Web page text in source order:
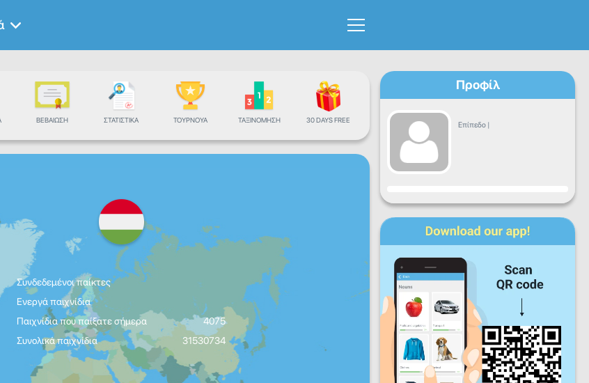
ΒΕΒΑΊΩΣΗ ΣΤΑΤΙΣΤΙΚΆ ΤΟΥΡΝΟΥΆ ΤΑΞΙΝΌΜΗΣΗ 30 DAYS FREE
Συνδεδεμένοι παίκτες
Ενεργά παιχνίδια
Παιχνίδια που παίξατε σήμερα
4075
Συνολικά παιχνίδια
31530734
Προφίλ
Επίπεδο |
Πρόοδος
Δε Τε Πε
Σα Κυ
Ημερήσια πρόοδος